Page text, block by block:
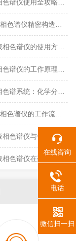
超高效液相色谱仪与传统色谱仪的性能对比研究
在线咨询
电话
微信扫一扫